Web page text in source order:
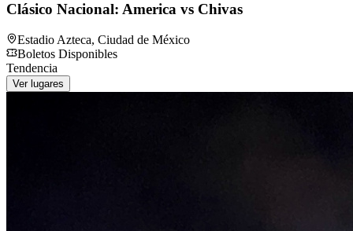
Clásico Nacional: America vs Chivas
Estadio Azteca, Ciudad de México
Boletos Disponibles
Tendencia
Ver lugares